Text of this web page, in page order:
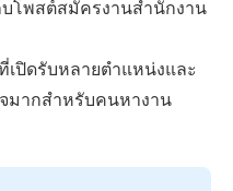
บโพสต์สมัครงานสำนักงาน
ปิดรับหลายตำแหน่งและ
มากสำหรับคนหางาน